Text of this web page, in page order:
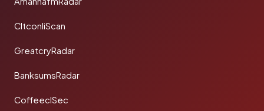
CltconliScan
GreatcryRadar
BanksumsRadar
CoffeeclSec